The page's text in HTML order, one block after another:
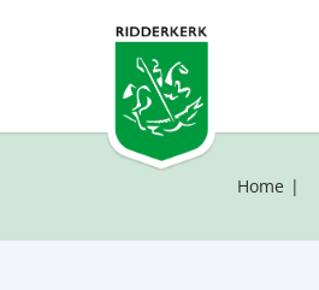
Home